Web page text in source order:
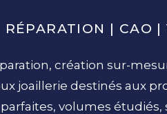
RÉPARATION | CAO
création sur-
joaillerie destinés aux
volumes